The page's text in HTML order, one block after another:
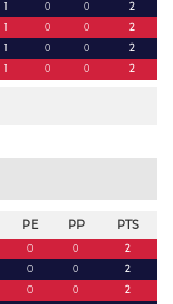
1 0 0
2
1 0 0
2
1 0 0
2
1 0 0 2
PE PP PTS
0 0
2
0 0
2
0 0
2